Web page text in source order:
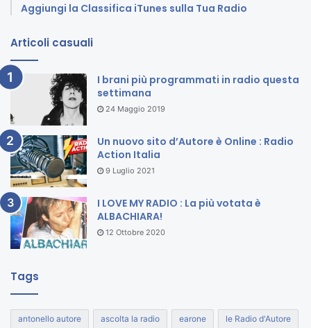
Aggiungi la Classifica iTunes sulla Tua Radio
Articoli casuali
I brani più programmati in radio questa
settimana
24 Maggio 2019
Un nuovo sito d’Autore è Online : Radio
Action Italia
9 Luglio 2021
I LOVE MY RADIO : La più votata è
ALBACHIARA!
12 Ottobre 2020
Tags
antonello autore ascolta la radio earone le Radio d'Autore